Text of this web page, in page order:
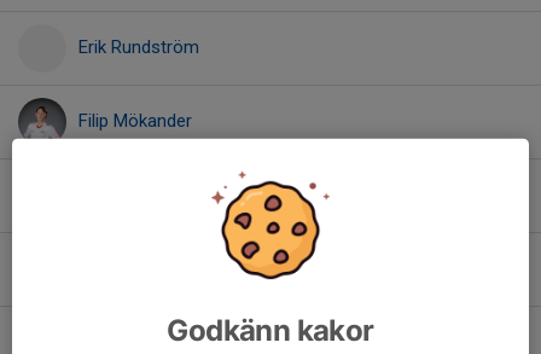
Erik Rundström
Filip Mökander
Joel Andreasson
Kasper HedénGodkänn kakor